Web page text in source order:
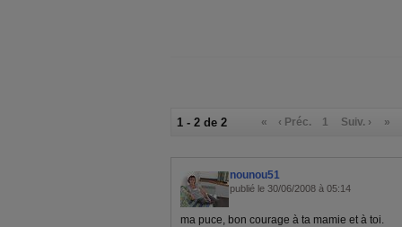
1 - 2 de 2 « ‹ Préc. 1 Suiv. › »
nounou51
publié le 30/06/2008 à 05:14
ma puce, bon courage à ta mamie et à toi.